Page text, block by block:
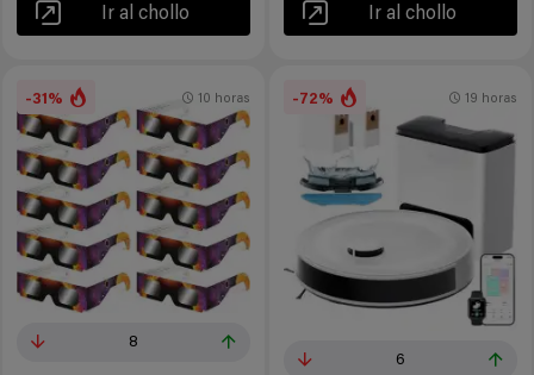
Ir al chollo Ir al chollo
-31%
8
10 horas -72%
6
19 horas